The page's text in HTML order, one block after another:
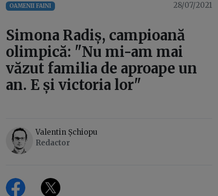
OAMENII FAINI 28/07/2021
Simona Radiș, campioană
olimpică: "Nu mi-am mai
văzut familia de aproape un
an. E și victoria lor"
Valentin Șchiopu
Redactor